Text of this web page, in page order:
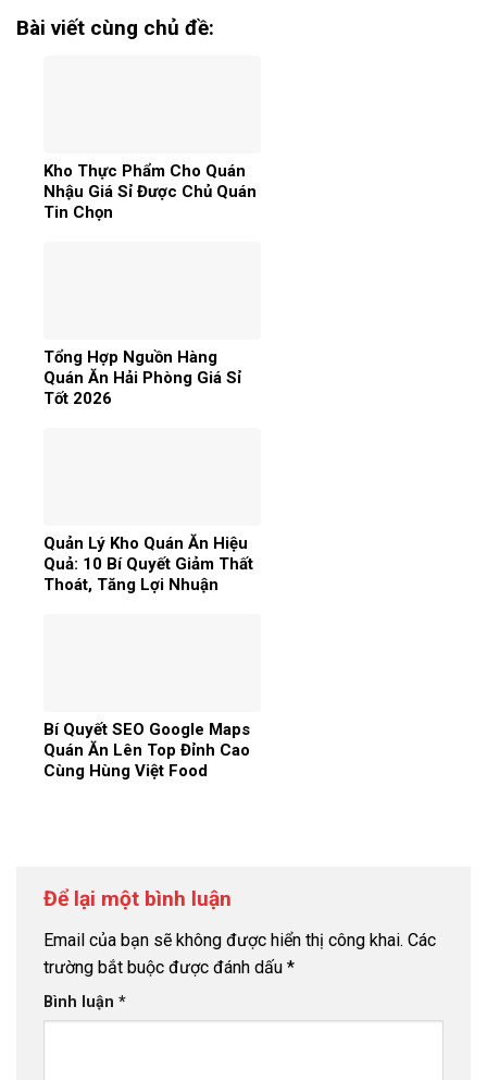
Bài viết cùng chủ đề:
Kho Thực Phẩm Cho Quán
Nhậu Giá Sỉ Được Chủ Quán
Tin Chọn
Tổng Hợp Nguồn Hàng
Quán Ăn Hải Phòng Giá Sỉ
Tốt 2026
Quản Lý Kho Quán Ăn Hiệu
Quả: 10 Bí Quyết Giảm Thất
Thoát, Tăng Lợi Nhuận
Bí Quyết SEO Google Maps
Quán Ăn Lên Top Đỉnh Cao
Cùng Hùng Việt Food
Để lại một bình luận
Email của bạn sẽ không được hiển thị công khai. Các
trường bắt buộc được đánh dấu *
Bình luận *